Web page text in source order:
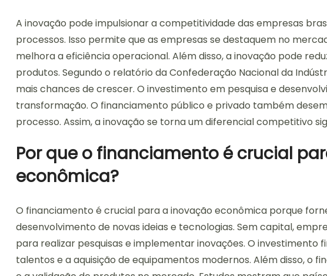
A inovação pode impulsionar a competitividade das empresas
processos. Isso permite que as empresas se destaquem no
melhora a eficiência operacional. Além disso, a inovação pode
produtos. Segundo o relatório da Confederação Nacional da
mais chances de crescer. O investimento em pesquisa e
transformação. O financiamento público e privado também
processo. Assim, a inovação se torna um diferencial competitivo
Por que o financiamento é crucial
econômica?
O financiamento é crucial para a inovação econômica porque
desenvolvimento de novas ideias e tecnologias. Sem capital,
para realizar pesquisas e implementar inovações. O
talentos e a aquisição de equipamentos modernos. Além disso, o